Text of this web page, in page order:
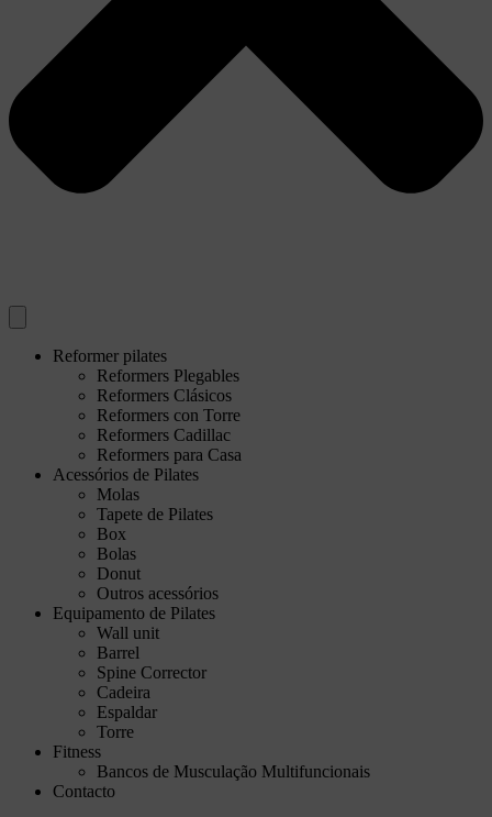
Reformer pilates
Reformers Plegables
Reformers Clásicos
Reformers con Torre
Reformers Cadillac
Reformers para Casa
Acessórios de Pilates
Molas
Tapete de Pilates
Box
Bolas
Donut
Outros acessórios
Equipamento de Pilates
Wall unit
Barrel
Spine Corrector
Cadeira
Espaldar
Torre
Fitness
Bancos de Musculação Multifuncionais
Contacto